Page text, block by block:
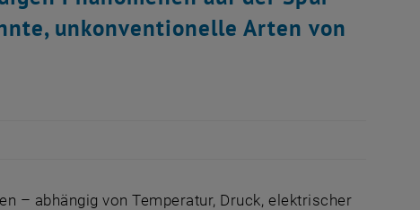
unkonventionelle Arten von
– abhängig von Temperatur, Druck, elektrischer